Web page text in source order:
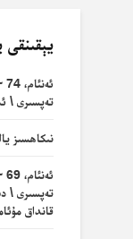
يېقىنقى
تەپسىرى \
نىكاھسىز
تەپسىرى \
قانداق